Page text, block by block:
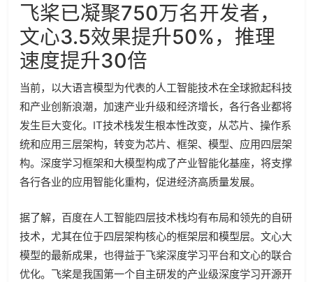
飞桨已凝聚750万名开发者，
文心3.5效果提升50%，推理
速度提升30倍
当前，以大语言模型为代表的人工智能技术在全球掀起科技
和产业创新浪潮，加速产业升级和经济增长，各行各业都将
发生巨大变化。IT技术栈发生根本性改变，从芯片、操作系
统和应用三层架构，转变为芯片、框架、模型、应用四层架
构。深度学习框架和大模型构成了产业智能化基座，将支撑
各行各业的应用智能化重构，促进经济高质量发展。
据了解，百度在人工智能四层技术栈均有布局和领先的自研
技术，尤其在位于四层架构核心的框架层和模型层。文心大
模型的最新成果，也得益于飞桨深度学习平台和文心的联合
优化。飞桨是我国第一个自主研发的产业级深度学习开源开